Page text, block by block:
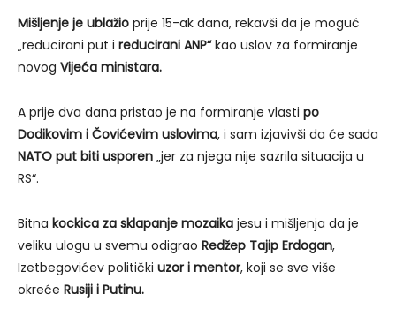
Mišljenje je ublažio prije 15-ak dana, rekavši da je moguć
„reducirani put i reducirani ANP“kao uslov za formiranje
novog Vijeća ministara.
A prije dva dana pristao je na formiranje vlasti po
Dodikovim i Čovićevim uslovima, i sam izjavivši da će sada
NATO put biti usporen „jer za njega nije sazrila situacija u
RS“.
Bitna kockica za sklapanje mozaika jesu i mišljenja da je
veliku ulogu u svemu odigrao Redžep Tajip Erdogan,
Izetbegovićev politički uzor i mentor, koji se sve više
okreće Rusiji i Putinu.